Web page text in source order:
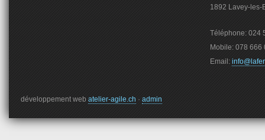
1892 Lavey-les-
Téléphone: 024
Mobile: 078 666
Email:
développement web atelier-agile.ch · admin